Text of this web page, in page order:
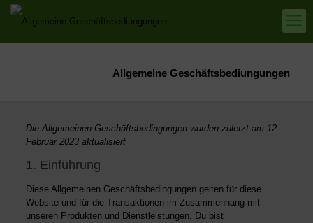
Allgemeine Geschäftsbediungungen
Die Allgemeinen Geschäftsbedingungen wurden zuletzt am 12.
Februar 2023 aktualisiert
1. Einführung
Diese Allgemeinen Geschäftsbedingungen gelten für diese
Website und für die Transaktionen im Zusammenhang mit
unseren Produkten und Dienstleistungen. Du bist